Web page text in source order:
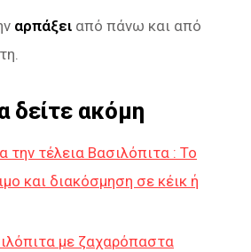
αρπάξει από πάνω και από
δείτε ακόμη
την τέλεια Βασιλόπιτα : Το
και διακόσμηση σε κέικ ή
με ζαχαρόπαστα